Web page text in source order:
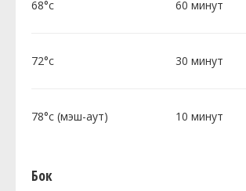
68°c 60 минут
72°c 30 минут
78°c (мэш-аут) 10 минут
Бок